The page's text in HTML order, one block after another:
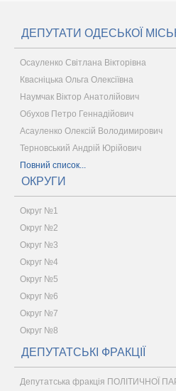
ДЕПУТАТИ ОДЕСЬКОЇ
Осауленко Світлана Вікторівна
Квасніцька Ольга Олексіївна
Наумчак Віктор Анатолійович
Обухов Петро Геннадійович
Асауленко Олексій Володимирович
Терновський Андрій Юрійович
Повний список...
ОКРУГИ
Округ №1
Округ №2
Округ №3
Округ №4
Округ №5
Округ №6
Округ №7
Округ №8
ДЕПУТАТСЬКІ ФРАКЦІЇ
Депутатська фракція ПОЛІТИЧНОЇ